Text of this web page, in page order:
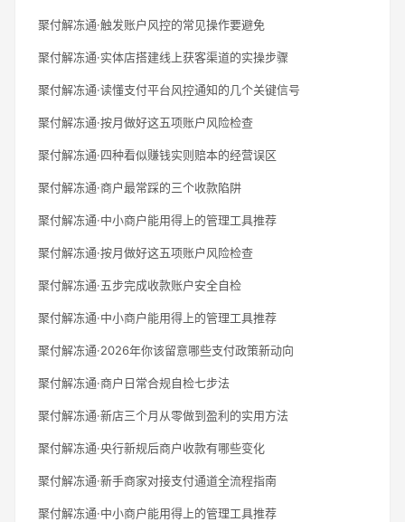
聚付解冻通·触发账户风控的常见操作要避免
聚付解冻通·实体店搭建线上获客渠道的实操步骤
聚付解冻通·读懂支付平台风控通知的几个关键信号
聚付解冻通·按月做好这五项账户风险检查
聚付解冻通·四种看似赚钱实则赔本的经营误区
聚付解冻通·商户最常踩的三个收款陷阱
聚付解冻通·中小商户能用得上的管理工具推荐
聚付解冻通·按月做好这五项账户风险检查
聚付解冻通·五步完成收款账户安全自检
聚付解冻通·中小商户能用得上的管理工具推荐
聚付解冻通·2026年你该留意哪些支付政策新动向
聚付解冻通·商户日常合规自检七步法
聚付解冻通·新店三个月从零做到盈利的实用方法
聚付解冻通·央行新规后商户收款有哪些变化
聚付解冻通·新手商家对接支付通道全流程指南
聚付解冻通·中小商户能用得上的管理工具推荐